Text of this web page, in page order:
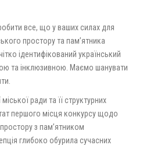
все, що у ваших силах для
простору та пам’ятника
ідентифікований український
та інклюзивною. Маємо шанувати
ради та її структурних
першого місця конкурсу щодо
з памʼятником
глибоко обурила сучасних